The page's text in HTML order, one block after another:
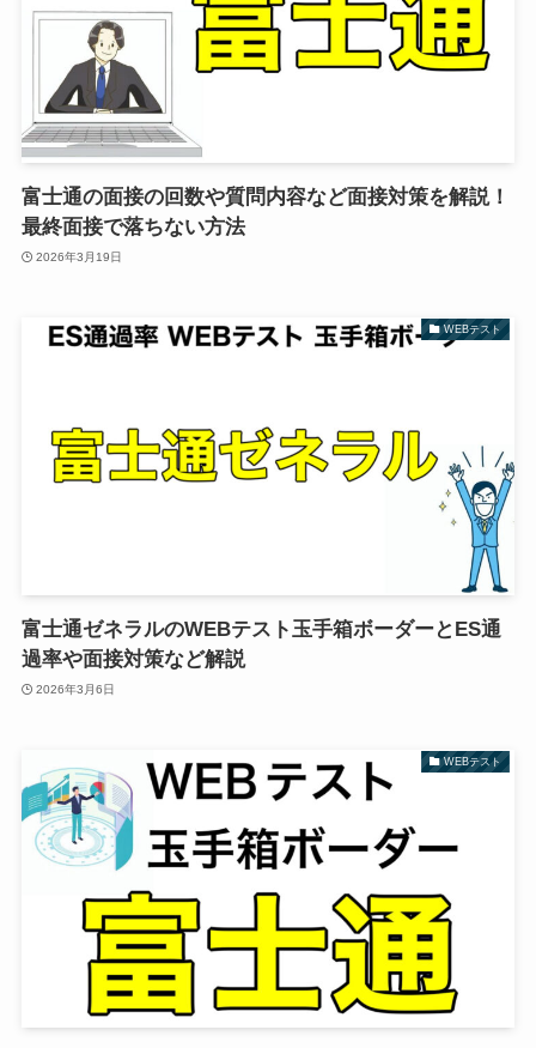
富士通の面接の回数や質問内容など面接対策を解説！
最終面接で落ちない方法
2026年3月19日
WEBテスト
富士通ゼネラルのWEBテスト玉手箱ボーダーとES通
過率や面接対策など解説
2026年3月6日
WEBテスト